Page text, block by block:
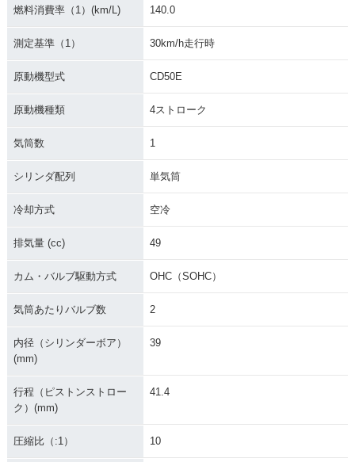
燃料消費率（1）(km/L) 140.0
測定基準（1） 30km/h走行時
原動機型式 CD50E
原動機種類 4ストローク
気筒数 1
シリンダ配列 単気筒
冷却方式 空冷
排気量 (cc) 49
カム・バルブ駆動方式 OHC（SOHC）
気筒あたりバルブ数 2
内径（シリンダーボア）
(mm)
39
行程（ピストンストロー
ク）(mm)
41.4
圧縮比（:1） 10